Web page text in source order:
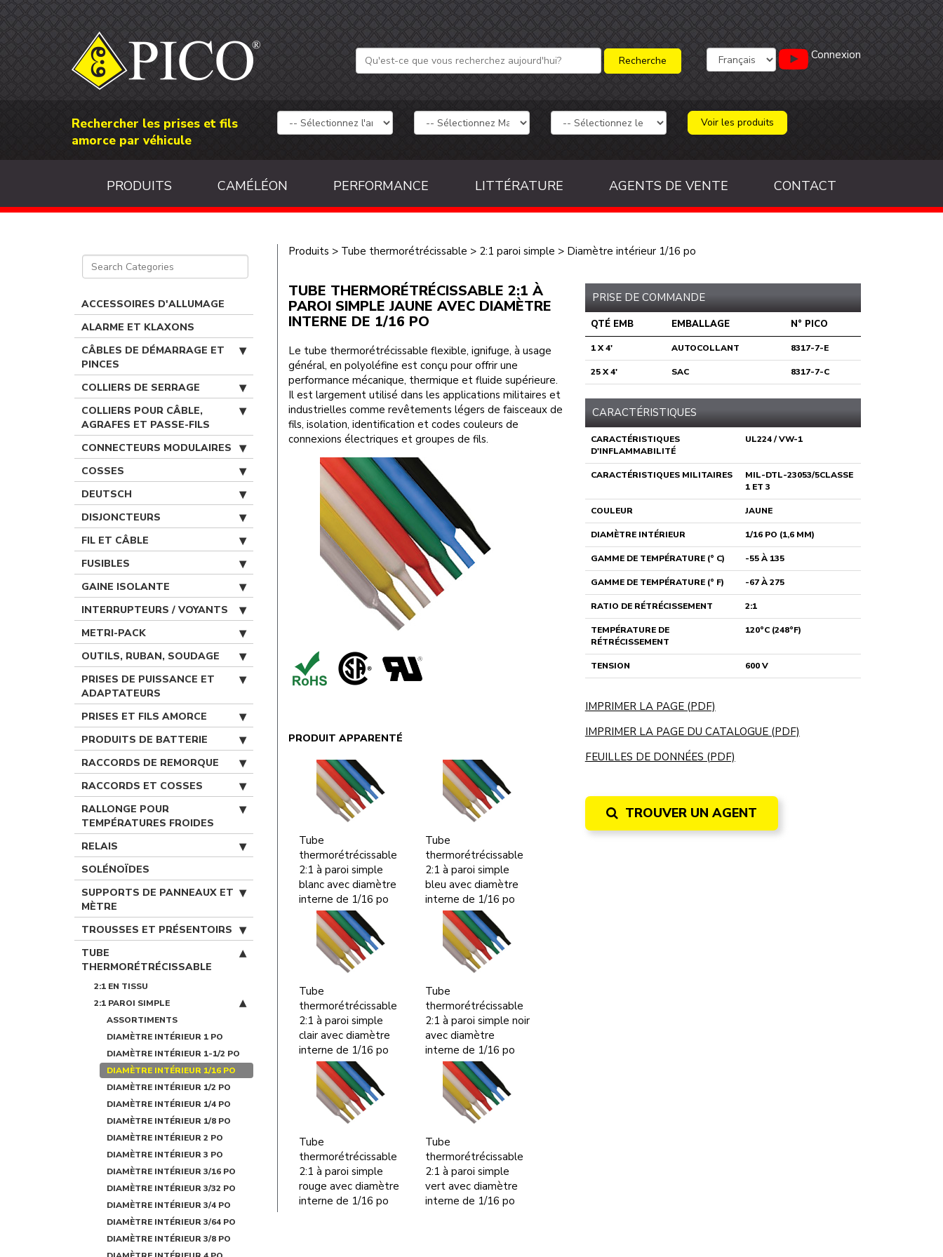
Connexion
Rechercher les prises et fils
amorce par véhicule
Voir les produits
PRODUITS CAMÉLÉON PERFORMANCE LITTÉRATURE AGENTS DE VENTE CONTACT
ACCESSOIRES D'ALLUMAGE
ALARME ET KLAXONS
CÂBLES DE DÉMARRAGE ET
PINCES
COLLIERS DE SERRAGE
COLLIERS POUR CÂBLE,
AGRAFES ET PASSE-FILS
CONNECTEURS MODULAIRES
COSSES
DEUTSCH
DISJONCTEURS
FIL ET CÂBLE
FUSIBLES
GAINE ISOLANTE
INTERRUPTEURS / VOYANTS
METRI-PACK
OUTILS, RUBAN, SOUDAGE
PRISES DE PUISSANCE ET
ADAPTATEURS
PRISES ET FILS AMORCE
PRODUITS DE BATTERIE
RACCORDS DE REMORQUE
RACCORDS ET COSSES
RALLONGE POUR
TEMPÉRATURES FROIDES
RELAIS
SOLÉNOÏDES
SUPPORTS DE PANNEAUX ET
MÈTRE
TROUSSES ET PRÉSENTOIRS
TUBE
THERMORÉTRÉCISSABLE
2:1 EN TISSU
2:1 PAROI SIMPLE
ASSORTIMENTS
DIAMÈTRE INTÉRIEUR 1 PO
DIAMÈTRE INTÉRIEUR 1-1/2 PO
DIAMÈTRE INTÉRIEUR 1/16 PO
DIAMÈTRE INTÉRIEUR 1/2 PO
DIAMÈTRE INTÉRIEUR 1/4 PO
DIAMÈTRE INTÉRIEUR 1/8 PO
DIAMÈTRE INTÉRIEUR 2 PO
DIAMÈTRE INTÉRIEUR 3 PO
DIAMÈTRE INTÉRIEUR 3/16 PO
DIAMÈTRE INTÉRIEUR 3/32 PO
DIAMÈTRE INTÉRIEUR 3/4 PO
DIAMÈTRE INTÉRIEUR 3/64 PO
DIAMÈTRE INTÉRIEUR 3/8 PO
Produits > Tube thermorétrécissable > 2:1 paroi simple > Diamètre intérieur 1/16 po
TUBE THERMORÉTRÉCISSABLE 2:1 À
PAROI SIMPLE JAUNE AVEC DIAMÈTRE
INTERNE DE 1/16 PO
Le tube thermorétrécissable flexible, ignifuge, à usage
général, en polyoléfine est conçu pour offrir une
performance mécanique, thermique et fluide supérieure.
Il est largement utilisé dans les applications militaires et
industrielles comme revêtements légers de faisceaux de
fils, isolation, identification et codes couleurs de
connexions électriques et groupes de fils.
PRODUIT APPARENTÉ
Tube
thermorétrécissable
2:1 à paroi simple
blanc avec diamètre
interne de 1/16 po
Tube
thermorétrécissable
2:1 à paroi simple
bleu avec diamètre
interne de 1/16 po
Tube
thermorétrécissable
2:1 à paroi simple
clair avec diamètre
interne de 1/16 po
Tube
thermorétrécissable
2:1 à paroi simple noir
avec diamètre
interne de 1/16 po
Tube
thermorétrécissable
2:1 à paroi simple
rouge avec diamètre
interne de 1/16 po
Tube
thermorétrécissable
2:1 à paroi simple
vert avec diamètre
interne de 1/16 po
PRISE DE COMMANDE
QTÉ EMB EMBALLAGE N° PICO
1 X 4' AUTOCOLLANT 8317-7-E
25 X 4' SAC 8317-7-C
CARACTÉRISTIQUES
CARACTÉRISTIQUES
D'INFLAMMABILITÉ
UL224 / VW-1
CARACTÉRISTIQUES MILITAIRES
MIL-DTL-23053/5CLASSE
1 ET 3
COULEUR JAUNE
DIAMÈTRE INTÉRIEUR 1/16 PO (1,6 MM)
GAMME DE TEMPÉRATURE (° C) -55 À 135
GAMME DE TEMPÉRATURE (° F) -67 À 275
RATIO DE RÉTRÉCISSEMENT 2:1
TEMPÉRATURE DE
RÉTRÉCISSEMENT
120°C (248°F)
TENSION 600 V
IMPRIMER LA PAGE (PDF)
IMPRIMER LA PAGE DU CATALOGUE (PDF)
FEUILLES DE DONNÉES (PDF)
TROUVER UN AGENT